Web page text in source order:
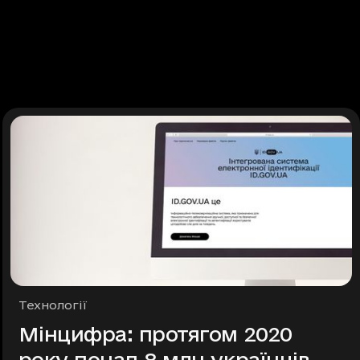
Рубрики
Технології
Мінцифра: протягом 2020